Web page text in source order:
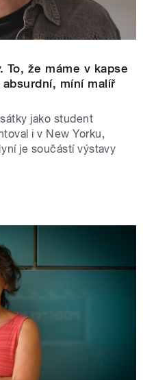
To, že máme v kapse
míní malíř
jako student
i v New Yorku,
je součástí výstavy